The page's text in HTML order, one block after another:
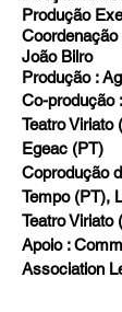
Produção
João Bilro
Produção :
Co-produção
Teatro Viriato
Egeac (PT)
Coprodução
Tempo (PT),
Teatro Viriato
Apoio :
Association